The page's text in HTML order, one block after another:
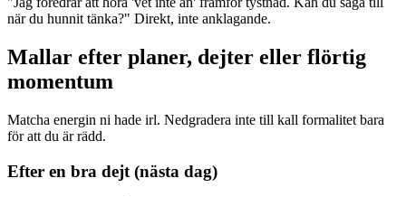
när du hunnit tänka?" Direkt, inte anklagande.
Mallar efter planer, dejter eller flörtig
momentum
Matcha energin ni hade irl. Nedgradera inte till kall formalitet bara
för att du är rädd.
Efter en bra dejt (nästa dag)